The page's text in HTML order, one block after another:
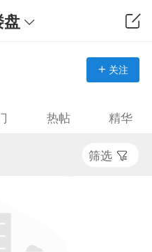
关注
热帖 精华
筛选